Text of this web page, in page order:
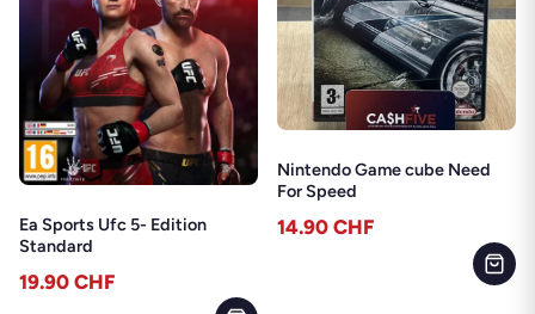
Ea Sports Ufc 5- Edition
Standard
19.90 CHF
Nintendo Game cube Need
For Speed
14.90 CHF